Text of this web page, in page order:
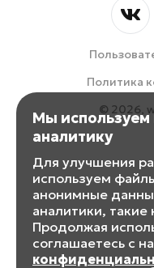
Политика
© 2026,
Мы используем
аналитику
Для улучшения
используем
анонимные
аналитики,
Продолжая
соглашаетесь с